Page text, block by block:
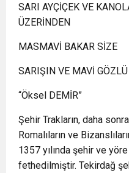
SARI AYÇİÇEK VE
ÜZERİNDEN
MASMAVİ BAKAR SİZE
SARIŞIN VE MAVİ
“Öksel DEMİR”
Şehir Trakların, daha
Romalıların ve
1357 yılında şehir ve
fethedilmiştir. Tekirdağ